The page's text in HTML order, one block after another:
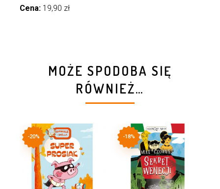
Cena: 19,90 zł
MOŻE SPODOBA SIĘ
RÓWNIEŻ…
-20% -18%